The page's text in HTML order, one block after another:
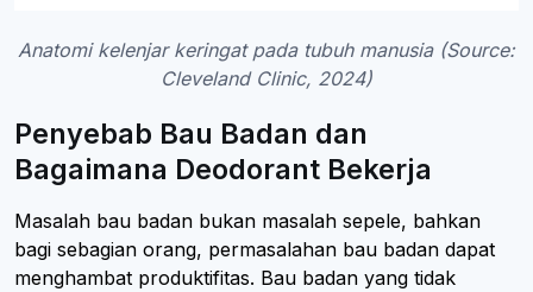
Anatomi kelenjar keringat pada tubuh manusia (Source:
Cleveland Clinic, 2024)
Penyebab Bau Badan dan
Bagaimana Deodorant Bekerja
Masalah bau badan bukan masalah sepele, bahkan
bagi sebagian orang, permasalahan bau badan dapat
menghambat produktifitas. Bau badan yang tidak